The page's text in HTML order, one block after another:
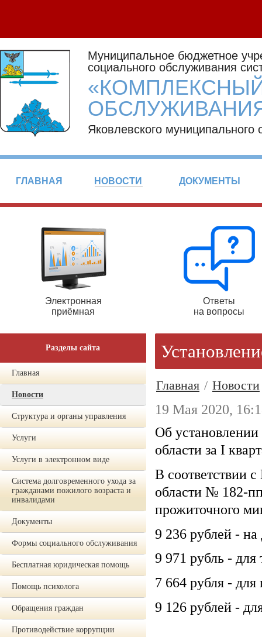
Муниципальное бюджетное
социального обслуживания
Яковлевского муниципального
ГЛАВНАЯ НОВОСТИ ДОКУМЕНТЫ
Электронная
приёмная
Ответы
на вопросы
Разделы сайта
Главная
Новости
Структура и органы управления
Услуги
Услуги в электронном виде
Система долговременного ухода за
гражданами пожилого возраста и
инвалидами
Документы
Формы социального обслуживания
Бесплатная юридическая помощь
Помощь психолога
Обращения граждан
Противодействие коррупции
Главная / Новости
19 Мая 2020,
Об
области за I
В соответствии
области № 182-
прожиточного
9 236 рублей -
9 971 рубль - для
7 664 рубля - для
9 126 рублей -